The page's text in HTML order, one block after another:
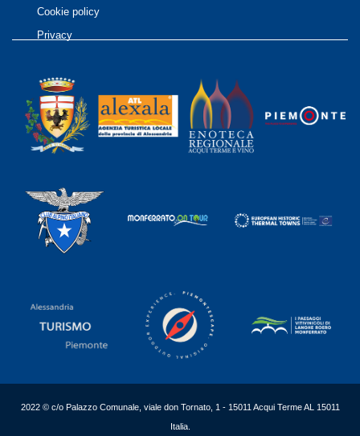
Cookie policy
Privacy
2022 © c/o Palazzo Comunale, viale don Tornato, 1 - 15011 Acqui Terme AL 15011
Italia.